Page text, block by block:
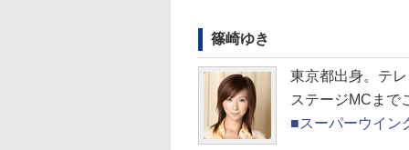
篠崎ゆき
東京都出身。テ
ステージMCまで
■スーパーウイン